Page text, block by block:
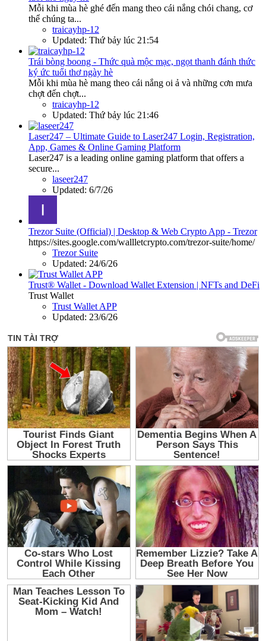
Mỗi khi mùa hè ghé đến mang theo cái nắng chói chang, cơ
thể chúng ta...
traicayhp-12
Updated: Thứ bảy lúc 21:54
Trái bòng boong - Thức quà mộc mạc, ngọt thanh đánh thức
ký ức tuổi thơ ngày hè
Mỗi khi mùa hè mang theo cái nắng oi ả và những cơn mưa
chợt đến chợt...
traicayhp-12
Updated: Thứ bảy lúc 21:46
Laser247 – Ultimate Guide to Laser247 Login, Registration,
App, Games & Online Gaming Platform
Laser247 is a leading online gaming platform that offers a
secure...
laseer247
Updated: 6/7/26
Trezor Suite (Official) | Desktop & Web Crypto App - Trezor
https://sites.google.com/wallletcrypto.com/trezor-suite/home/
Trezor Suite
Updated: 24/6/26
Trust® Wallet - Download Wallet Extension | NFTs and DeFi
Trust Wallet
Trust Wallet APP
Updated: 23/6/26